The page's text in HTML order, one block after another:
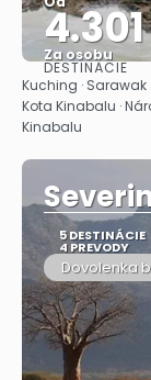
Za osobu
DESTINÁCIE
Kuching · Sarawak
Kota Kinabalu ·
Kinabalu
5 DESTINÁCIE
4 PREVODY
Dovolenka